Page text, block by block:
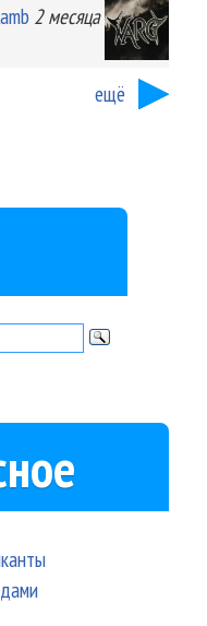
2 месяца
ещё